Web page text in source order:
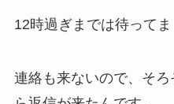
12時過ぎまでは待ってま
連絡も来ないので、そ